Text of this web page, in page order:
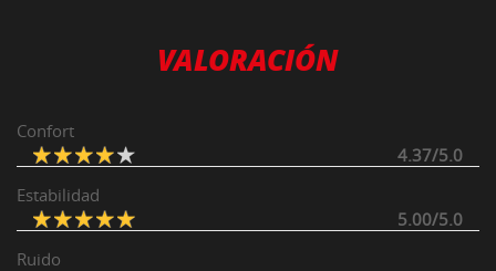
VALORACIÓN
Confort
4.37/5.0
Estabilidad
5.00/5.0
Ruido